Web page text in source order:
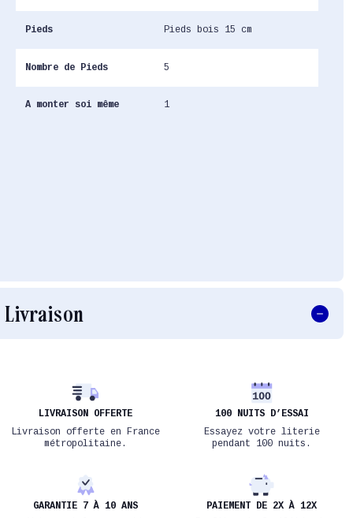
Pieds Pieds bois 15 cm
Nombre de Pieds 5
A monter soi même 1
Livraison
LIVRAISON OFFERTE
Livraison offerte en France
métropolitaine.
100 NUITS D’ESSAI
Essayez votre literie
pendant 100 nuits.
GARANTIE 7 À 10 ANS
PAIEMENT DE 2X À 12X